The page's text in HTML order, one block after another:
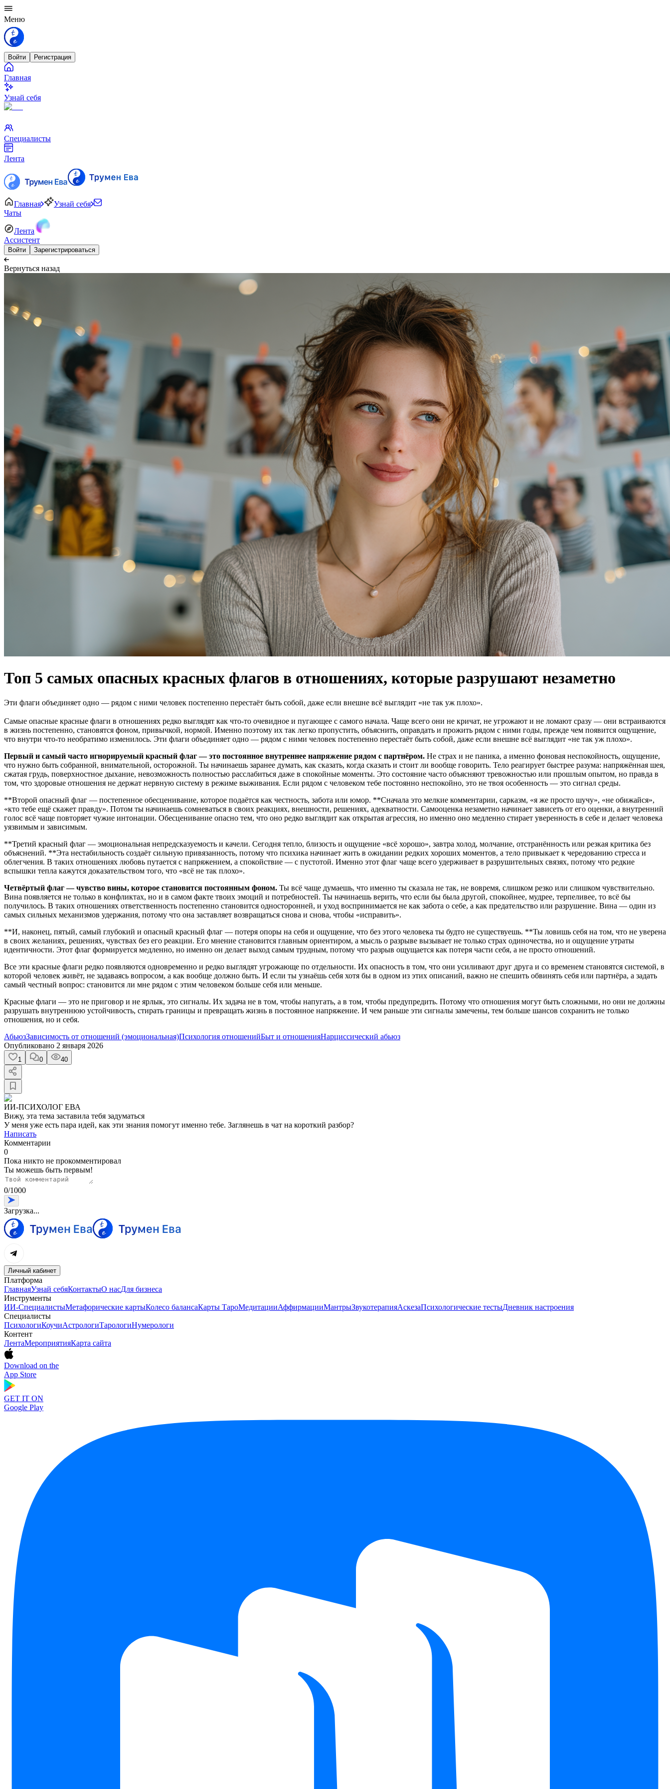
Меню
Войти Регистрация
Главная
Узнай себя
Специалисты
Лента
Главная
Узнай себя
Чаты
Лента
Ассистент
Войти Зарегистрироваться
Вернуться назад
Топ 5 самых опасных красных флагов в отношениях, которые разрушают незаметно
Эти флаги объединяет одно — рядом с ними человек постепенно перестаёт быть собой, даже если внешне всё выглядит «не так уж плохо».
Самые опасные красные флаги в отношениях редко выглядят как что-то очевидное и пугающее с самого начала. Чаще всего они не кричат, не угрожают и не ломают сразу — они встраиваются
в жизнь постепенно, становятся фоном, привычкой, нормой. Именно поэтому их так легко пропустить, объяснить, оправдать и прожить рядом с ними годы, прежде чем появится ощущение,
что внутри что-то необратимо изменилось. Эти флаги объединяет одно — рядом с ними человек постепенно перестаёт быть собой, даже если внешне всё выглядит «не так уж плохо».
Первый и самый часто игнорируемый красный флаг — это постоянное внутреннее напряжение рядом с партнёром. Не страх и не паника, а именно фоновая неспокойность, ощущение,
что нужно быть собранной, внимательной, осторожной. Ты начинаешь заранее думать, как сказать, когда сказать и стоит ли вообще говорить. Тело реагирует быстрее разума: напряжённая шея,
сжатая грудь, поверхностное дыхание, невозможность полностью расслабиться даже в спокойные моменты. Это состояние часто объясняют тревожностью или прошлым опытом, но правда в
том, что здоровые отношения не держат нервную систему в режиме выживания. Если рядом с человеком тебе постоянно неспокойно, это не твоя особенность — это сигнал среды.
**Второй опасный флаг — постепенное обесценивание, которое подаётся как честность, забота или юмор. **Сначала это мелкие комментарии, сарказм, «я же просто шучу», «не обижайся»,
«кто тебе ещё скажет правду». Потом ты начинаешь сомневаться в своих реакциях, внешности, решениях, адекватности. Самооценка незаметно начинает зависеть от его оценки, а внутренний
голос всё чаще повторяет чужие интонации. Обесценивание опасно тем, что оно редко выглядит как открытая агрессия, но именно оно медленно стирает уверенность в себе и делает человека
уязвимым и зависимым.
**Третий красный флаг — эмоциональная непредсказуемость и качели. Сегодня тепло, близость и ощущение «всё хорошо», завтра холод, молчание, отстранённость или резкая критика без
объяснений. **Эта нестабильность создаёт сильную привязанность, потому что психика начинает жить в ожидании редких хороших моментов, а тело привыкает к чередованию стресса и
облегчения. В таких отношениях любовь путается с напряжением, а спокойствие — с пустотой. Именно этот флаг чаще всего удерживает в разрушительных связях, потому что редкие
вспышки тепла кажутся доказательством того, что «всё не так плохо».
Четвёртый флаг — чувство вины, которое становится постоянным фоном. Ты всё чаще думаешь, что именно ты сказала не так, не вовремя, слишком резко или слишком чувствительно.
Вина появляется не только в конфликтах, но и в самом факте твоих эмоций и потребностей. Ты начинаешь верить, что если бы была другой, спокойнее, мудрее, терпеливее, то всё бы
получилось. В таких отношениях ответственность постепенно становится односторонней, и уход воспринимается не как забота о себе, а как предательство или разрушение. Вина — один из
самых сильных механизмов удержания, потому что она заставляет возвращаться снова и снова, чтобы «исправить».
**И, наконец, пятый, самый глубокий и опасный красный флаг — потеря опоры на себя и ощущение, что без этого человека ты будто не существуешь. **Ты ловишь себя на том, что не уверена
в своих желаниях, решениях, чувствах без его реакции. Его мнение становится главным ориентиром, а мысль о разрыве вызывает не только страх одиночества, но и ощущение утраты
идентичности. Этот флаг формируется медленно, но именно он делает выход самым трудным, потому что разрыв ощущается как потеря части себя, а не просто отношений.
Все эти красные флаги редко появляются одновременно и редко выглядят угрожающе по отдельности. Их опасность в том, что они усиливают друг друга и со временем становятся системой, в
которой человек живёт, не задаваясь вопросом, а как вообще должно быть. И если ты узнаёшь себя хотя бы в одном из этих описаний, важно не спешить обвинять себя или партнёра, а задать
самый честный вопрос: становится ли мне рядом с этим человеком больше себя или меньше.
Красные флаги — это не приговор и не ярлык, это сигналы. Их задача не в том, чтобы напугать, а в том, чтобы предупредить. Потому что отношения могут быть сложными, но они не должны
разрушать внутреннюю устойчивость, стирать границы и превращать жизнь в постоянное напряжение. И чем раньше эти сигналы замечены, тем больше шансов сохранить не только
отношения, но и себя.
АбьюзЗависимость от отношений (эмоциональная)Психология отношенийБыт и отношенияНарциссический абьюз
Опубликовано 2 января 2026
1 0 40
ИИ-ПСИХОЛОГ ЕВА
Вижу, эта тема заставила тебя задуматься
У меня уже есть пара идей, как эти знания помогут именно тебе. Заглянешь в чат на короткий разбор?
Написать
Комментарии
0
Пока никто не прокомментировал
Ты можешь быть первым!
0/1000
Загрузка...
Личный кабинет
Платформа
ГлавнаяУзнай себяКонтактыО насДля бизнеса
Инструменты
ИИ-СпециалистыМетафорические картыКолесо балансаКарты ТароМедитацииАффирмацииМантрыЗвукотерапияАскезаПсихологические тестыДневник настроения
Специалисты
ПсихологиКоучиАстрологиТарологиНумерологи
Контент
ЛентаМероприятияКарта сайта
Download on the
App Store
GET IT ON
Google Play